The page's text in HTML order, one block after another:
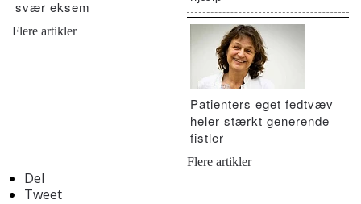
svær eksem
Flere artikler
Patienters eget fedtvæv
heler stærkt generende
fistler
Flere artikler
Del
Tweet